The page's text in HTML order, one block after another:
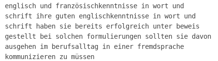
englisch und französischkenntnisse in wort und
schrift ihre guten englischkenntnisse in wort und
schrift haben sie bereits erfolgreich unter beweis
gestellt bei solchen formulierungen sollten sie davon
ausgehen im berufsalltag in einer fremdsprache
kommunizieren zu müssen